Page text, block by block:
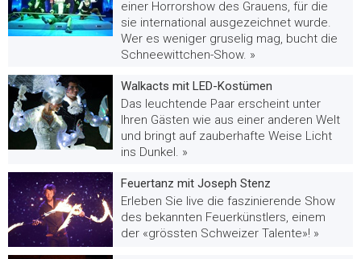
einer Horrorshow des Grauens, für die
sie international ausgezeichnet wurde.
Wer es weniger gruselig mag, bucht die
Schneewittchen-Show. »
Walkacts mit LED-Kostümen
Das leuchtende Paar erscheint unter
Ihren Gästen wie aus einer anderen Welt
und bringt auf zauberhafte Weise Licht
ins Dunkel. »
Feuertanz mit Joseph Stenz
Erleben Sie live die faszinierende Show
des bekannten Feuerkünstlers, einem
der «grössten Schweizer Talente»! »